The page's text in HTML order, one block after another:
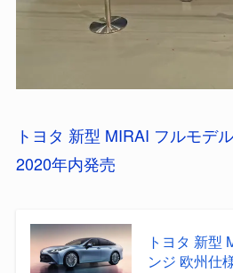
トヨタ 新型 MIRAI フルモデ
2020年内発売
トヨタ 新型
ンジ 欧州仕